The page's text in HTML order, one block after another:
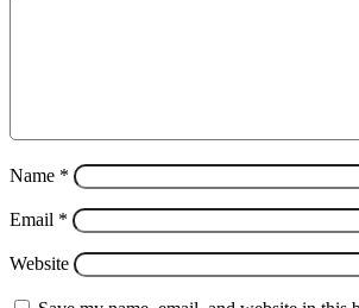
Name *
Email *
Website